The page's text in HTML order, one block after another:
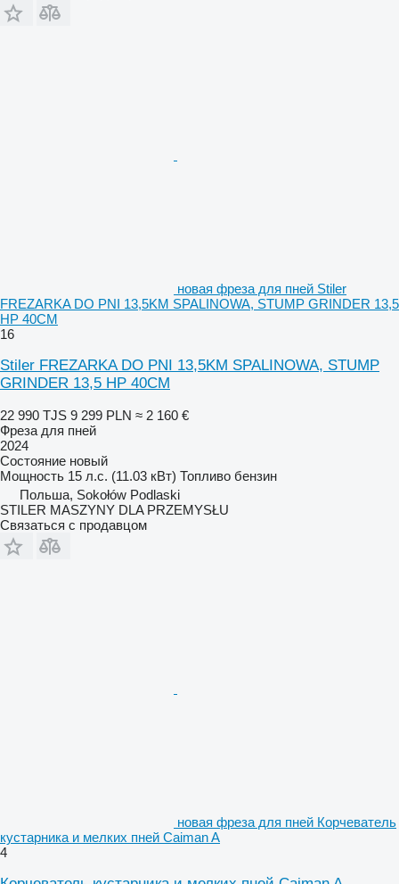
новая фреза для пней Stiler
FREZARKA DO PNI 13,5KM SPALINOWA, STUMP GRINDER 13,5
HP 40CM
16
Stiler FREZARKA DO PNI 13,5KM SPALINOWA, STUMP
GRINDER 13,5 HP 40CM
22 990 TJS 9 299 PLN ≈ 2 160 €
Фреза для пней
2024
Состояние новый
Мощность 15 л.с. (11.03 кВт) Топливо бензин
Польша, Sokołów Podlaski
STILER MASZYNY DLA PRZEMYSŁU
Связаться с продавцом
новая фреза для пней Корчеватель
кустарника и мелких пней Caiman A
4